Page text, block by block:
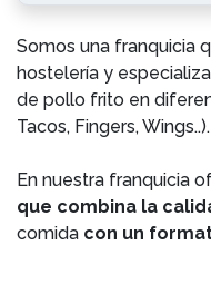
Somos una franquicia
hostelería y
de pollo frito en
Tacos, Fingers, Wings..).
En nuestra franquicia
que combina la
comida con un